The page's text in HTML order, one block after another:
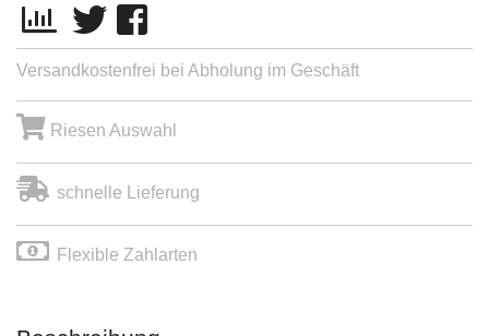
Versandkostenfrei bei Abholung im Geschäft
Riesen Auswahl
schnelle Lieferung
Flexible Zahlarten